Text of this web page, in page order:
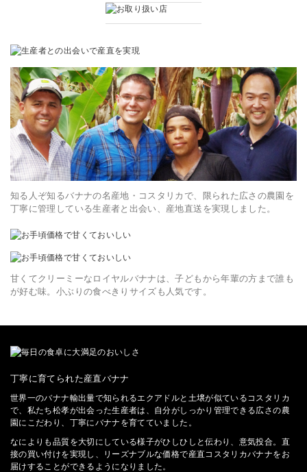
知る人ぞ知るバナナの名産地・コスタリカで、限られた広さの農園を
丁寧に管理している生産者と出会い、産地直送を実現しました。
甘くてクリーミーなロイヤルバナナは、子どもから年輩の方まで誰も
が好む味。小ぶりの食べきりサイズも人気です。
丁寧に育てられた産直バナナ
世界一のバナナ輸出量で知られるエクアドルと土壌が似ているコスタリカ
で、私たち松孝が出会った生産者は、自分がしっかり管理できる広さの農
園にこだわり、丁寧にバナナを育てていました。
なによりも品質を大切にしている様子がひしひしと伝わり、意気投合。直
接の買い付けを実現し、リーズナブルな価格で産直コスタリカバナナをお
届けすることができるようになりました。